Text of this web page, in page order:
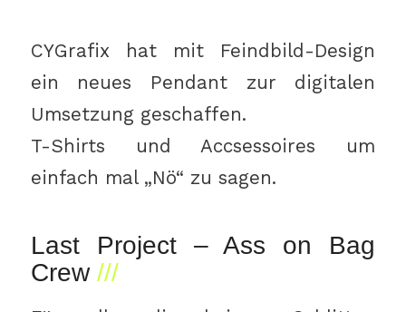
CYGrafix hat mit Feindbild-Design
ein neues Pendant zur digitalen
Umsetzung geschaffen.
T-Shirts und Accsessoires um
einfach mal „Nö“ zu sagen.
Last Project – Ass on Bag
Crew